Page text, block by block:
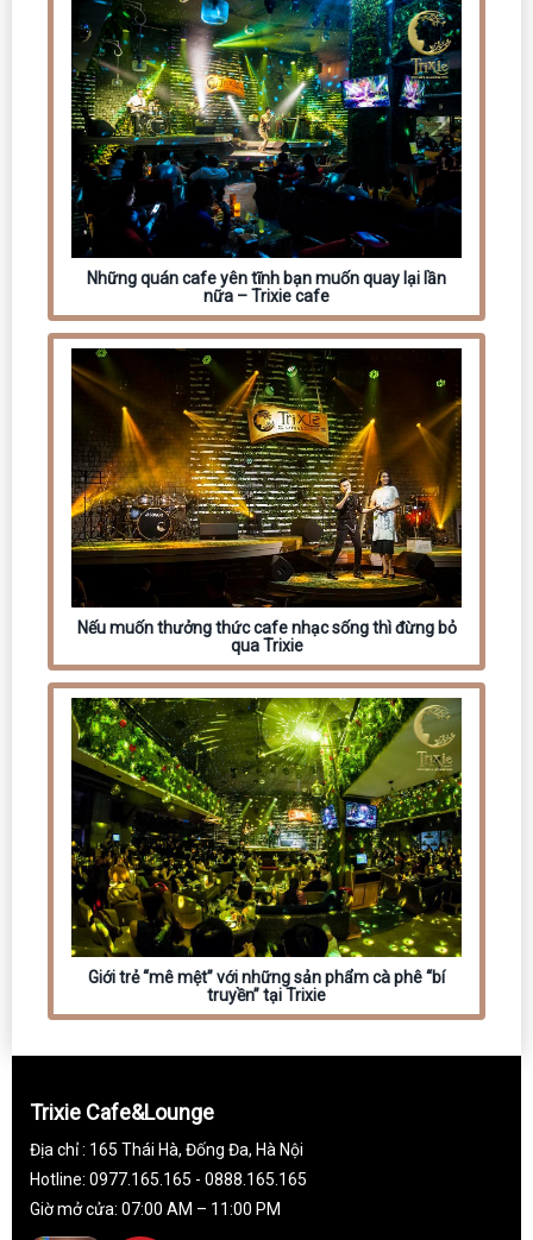
Những quán cafe yên tĩnh bạn muốn quay lại lần
nữa – Trixie cafe
Nếu muốn thưởng thức cafe nhạc sống thì đừng bỏ
qua Trixie
Giới trẻ “mê mệt” với những sản phẩm cà phê “bí
truyền” tại Trixie
Trixie Cafe&Lounge
Địa chỉ : 165 Thái Hà, Đống Đa, Hà Nội
Hotline: 0977.165.165 - 0888.165.165
Giờ mở cửa: 07:00 AM – 11:00 PM